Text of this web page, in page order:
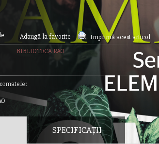
Adaugă la favorite
Imprimă acest articol
BIBLIOTECA RAO
SPECIFICAȚII